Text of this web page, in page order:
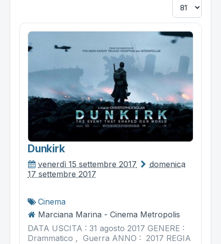
Dunkirk
venerdì 15 settembre 2017
domenica
17 settembre 2017
Cinema
Marciana Marina - Cinema Metropolis
DATA USCITA : 31 agosto 2017 GENERE :
Drammatico , Guerra ANNO : 2017 REGIA